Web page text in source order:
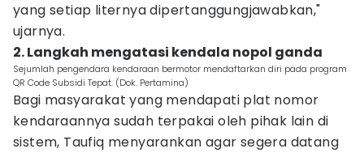
yang setiap liternya dipertanggungjawabkan,"
ujarnya.
2. Langkah mengatasi kendala nopol ganda
Sejumlah pengendara kendaraan bermotor mendaftarkan diri pada program
QR Code Subsidi Tepat. (Dok. Pertamina)
Bagi masyarakat yang mendapati plat nomor
kendaraannya sudah terpakai oleh pihak lain di
sistem, Taufiq menyarankan agar segera datang